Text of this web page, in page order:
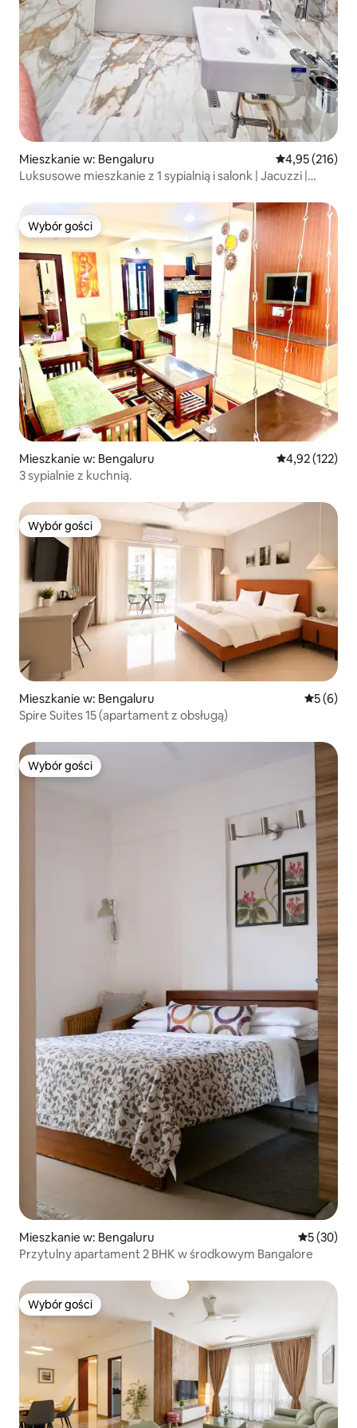
Mieszkanie w: Bengaluru Średnia
4,95 (216)
Luksusowe mieszkanie z 1 sypialnią i salonk | Jacuzzi |
Wybór gości
Wybór gości
Mieszkanie w: Bengaluru Średnia
4,92 (122)
3 sypialnie z kuchnią.
Wybór gości
Wybór gości
Mieszkanie w: Bengaluru Średnia
5 (6)
Spire Suites 15 (apartament z obsługą)
Wybór gości
Wybór gości
Mieszkanie w: Bengaluru Średnia
5 (30)
Przytulny apartament 2 BHK w środkowym Bangalore
Wybór gości
Wybór gości